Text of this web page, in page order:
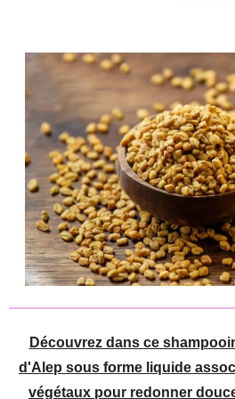
Découvrez dans ce
d'Alep sous forme liquide
végétaux pour redonner